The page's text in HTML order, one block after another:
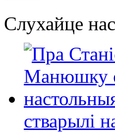
Слухайце нас
стварылі